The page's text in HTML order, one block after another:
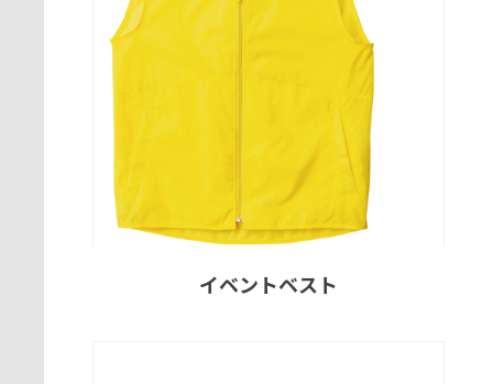
イベントベスト